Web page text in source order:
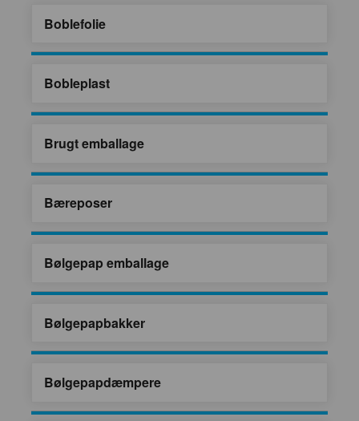
Boblefolie
Bobleplast
Brugt emballage
Bæreposer
Bølgepap emballage
Bølgepapbakker
Bølgepapdæmpere